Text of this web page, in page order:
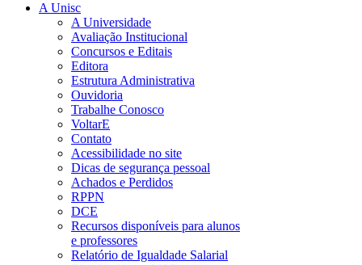
A Unisc
A Universidade
Avaliação Institucional
Concursos e Editais
Editora
Estrutura Administrativa
Ouvidoria
Trabalhe Conosco
VoltarE
Contato
Acessibilidade no site
Dicas de segurança pessoal
Achados e Perdidos
RPPN
DCE
Recursos disponíveis para alunos
e professores
Relatório de Igualdade Salarial